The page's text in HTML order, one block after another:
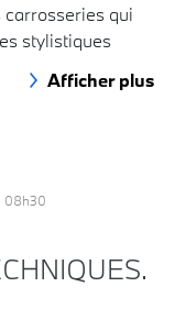
qui
stylistiques
ou d'une
BMW Série 2
!
compacte
location, vos
08h30